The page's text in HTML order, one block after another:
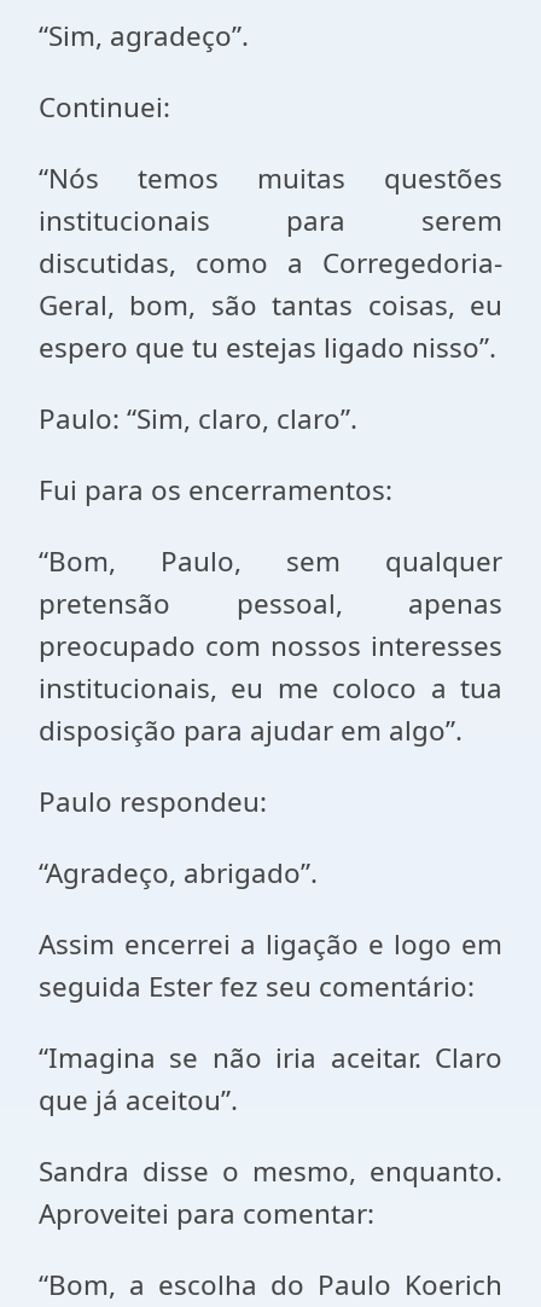
“Sim, agradeço”.
Continuei:
“Nós temos muitas questões
institucionais para serem
discutidas, como a Corregedoria-
Geral, bom, são tantas coisas, eu
espero que tu estejas ligado nisso”.
Paulo: “Sim, claro, claro”.
Fui para os encerramentos:
“Bom, Paulo, sem qualquer
pretensão pessoal, apenas
preocupado com nossos interesses
institucionais, eu me coloco a tua
disposição para ajudar em algo”.
Paulo respondeu:
“Agradeço, abrigado”.
Assim encerrei a ligação e logo em
seguida Ester fez seu comentário:
“Imagina se não iria aceitar. Claro
que já aceitou”.
Sandra disse o mesmo, enquanto.
Aproveitei para comentar:
“Bom, a escolha do Paulo Koerich